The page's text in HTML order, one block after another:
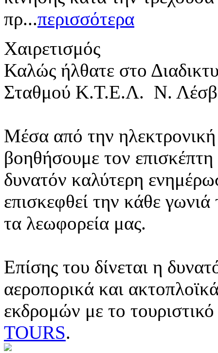
πρ...περισσότερα
Χαιρετισμός
Καλώς ήλθατε στο
Σταθμού Κ.Τ.Ε.Λ. Ν.
Μέσα από την ηλεκτρονική
βοηθήσουμε τον
δυνατόν καλύτερη
επισκεφθεί την κάθε
τα λεωφορεία μας.
Επίσης του δίνεται η
αεροπορικά και
εκδρομών με το
TOURS.